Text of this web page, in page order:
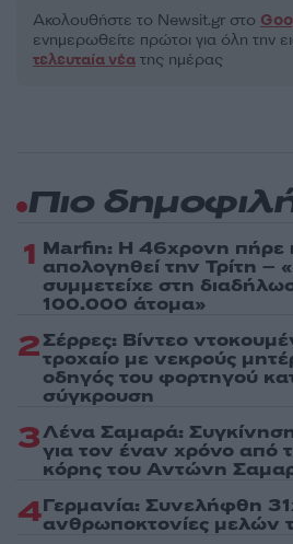
Ακολουθήστε το Νewsit.gr στο
ενημερωθείτε πρώτοι για όλη την
τελευταία νέα της ημέρας
Πιο
1 Marfin: Η 46χρονη πήρε
απολογηθεί την Τρίτη –
συμμετείχε στη
100.000 άτομα»
2Σέρρες: Βίντεο
τροχαίο με νεκρούς
οδηγός του φορτηγού
σύγκρουση
3Λένα Σαμαρά:
για τον έναν χρόνο από
κόρης του Αντώνη
4Γερμανία: Συνελήφθη
ανθρωποκτονίες μελών